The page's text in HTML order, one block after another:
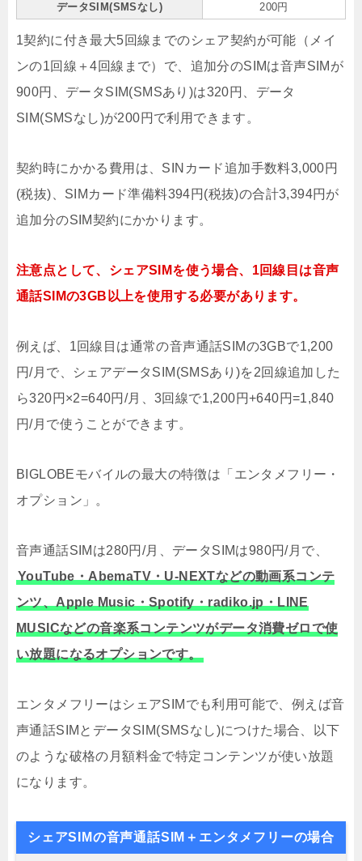
データSIM(SMSなし)
200円
1契約に付き最大5回線までのシェア契約が可能（メイ
ンの1回線＋4回線まで）で、追加分のSIMは音声SIMが
900円、データSIM(SMSあり)は320円、データ
SIM(SMSなし)が200円で利用できます。
契約時にかかる費用は、SINカード追加手数料3,000円
(税抜)、SIMカード準備料394円(税抜)の合計3,394円が
追加分のSIM契約にかかります。
注意点として、シェアSIMを使う場合、1回線目は音声
通話SIMの3GB以上を使用する必要があります。
例えば、1回線目は通常の音声通話SIMの3GBで1,200
円/月で、シェアデータSIM(SMSあり)を2回線追加した
ら320円×2=640円/月、3回線で1,200円+640円=1,840
円/月で使うことができます。
BIGLOBEモバイルの最大の特徴は「エンタメフリー・
オプション」。
音声通話SIMは280円/月、データSIMは980円/月で、
YouTube・AbemaTV・U-NEXTなどの動画系コンテ
ンツ、Apple Music・Spotify・radiko.jp・LINE
MUSICなどの音楽系コンテンツがデータ消費ゼロで使
い放題になるオプションです。
エンタメフリーはシェアSIMでも利用可能で、例えば音
声通話SIMとデータSIM(SMSなし)につけた場合、以下
のような破格の月額料金で特定コンテンツが使い放題
になります。
シェアSIMの音声通話SIM＋エンタメフリーの場合